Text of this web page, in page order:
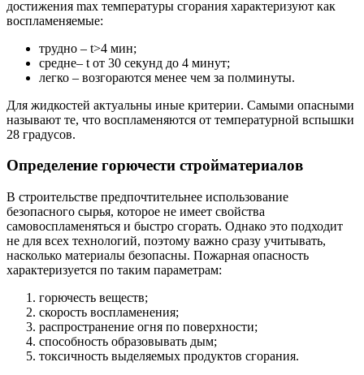
достижения max температуры сгорания характеризуют как
воспламеняемые:
трудно – t>4 мин;
средне– t от 30 секунд до 4 минут;
легко – возгораются менее чем за полминуты.
Для жидкостей актуальны иные критерии. Самыми опасными
называют те, что воспламеняются от температурной вспышки
28 градусов.
Определение горючести стройматериалов
В строительстве предпочтительнее использование
безопасного сырья, которое не имеет свойства
самовоспламеняться и быстро сгорать. Однако это подходит
не для всех технологий, поэтому важно сразу учитывать,
насколько материалы безопасны. Пожарная опасность
характеризуется по таким параметрам:
горючесть веществ;
скорость воспламенения;
распространение огня по поверхности;
способность образовывать дым;
токсичность выделяемых продуктов сгорания.